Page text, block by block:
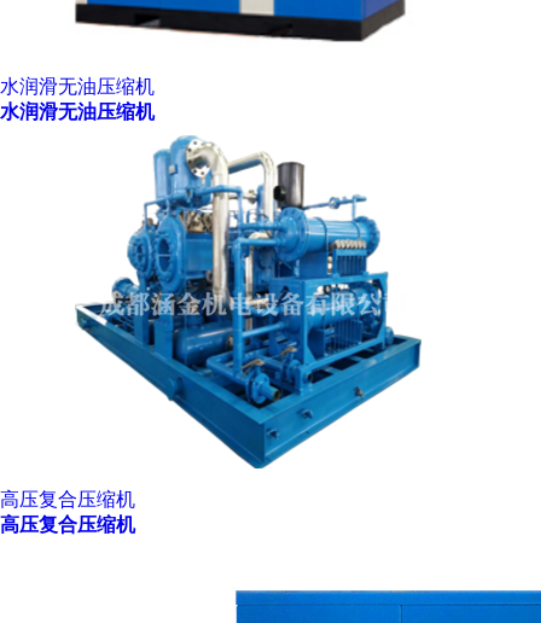
水润滑无油压缩机
水润滑无油压缩机
高压复合压缩机
高压复合压缩机